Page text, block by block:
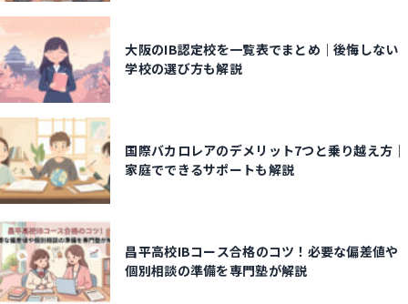
大阪のIB認定校を一覧表でまとめ｜後悔しない
学校の選び方も解説
国際バカロレアのデメリット7つと乗り越え方｜
家庭でできるサポートも解説
昌平高校IBコース合格のコツ！必要な偏差値や
個別相談の準備を専門塾が解説